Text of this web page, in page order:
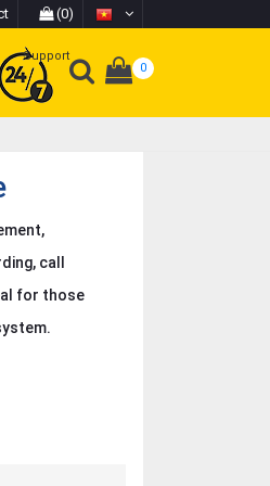
(0)
Support
0
call
for those